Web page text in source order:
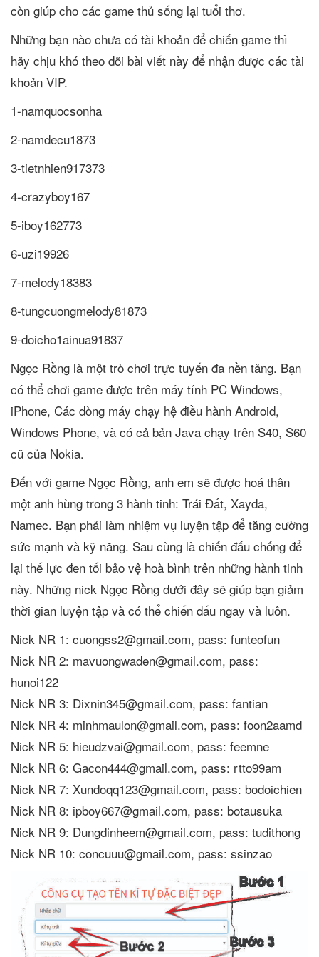
còn giúp cho các game thủ sống lại tuổi thơ.
Những bạn nào chưa có tài khoản để chiến game thì
hãy chịu khó theo dõi bài viết này để nhận được các tài
khoản VIP.
1-namquocsonha
2-namdecu1873
3-tietnhien917373
4-crazyboy167
5-iboy162773
6-uzi19926
7-melody18383
8-tungcuongmelody81873
9-doicho1ainua91837
Ngọc Rồng là một trò chơi trực tuyến đa nền tảng. Bạn
có thể chơi game được trên máy tính PC Windows,
iPhone, Các dòng máy chạy hệ điều hành Android,
Windows Phone, và có cả bản Java chạy trên S40, S60
cũ của Nokia.
Đến với game Ngọc Rồng, anh em sẽ được hoá thân
một anh hùng trong 3 hành tinh: Trái Đất, Xayda,
Namec. Bạn phải làm nhiệm vụ luyện tập để tăng cường
sức mạnh và kỹ năng. Sau cùng là chiến đấu chống để
lại thế lực đen tối bảo vệ hoà bình trên những hành tinh
này. Những nick Ngọc Rồng dưới đây sẽ giúp bạn giảm
thời gian luyện tập và có thể chiến đấu ngay và luôn.
Nick NR 1: cuongss2@gmail.com, pass: funteofun
Nick NR 2: mavuongwaden@gmail.com, pass:
hunoi122
Nick NR 3: Dixnin345@gmail.com, pass: fantian
Nick NR 4: minhmaulon@gmail.com, pass: foon2aamd
Nick NR 5: hieudzvai@gmail.com, pass: feemne
Nick NR 6: Gacon444@gmail.com, pass: rtto99am
Nick NR 7: Xundoqq123@gmail.com, pass: bodoichien
Nick NR 8: ipboy667@gmail.com, pass: botausuka
Nick NR 9: Dungdinheem@gmail.com, pass: tudithong
Nick NR 10: concuuu@gmail.com, pass: ssinzao